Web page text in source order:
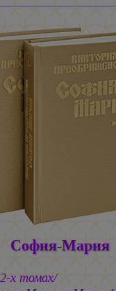
София-Мария
х томах/